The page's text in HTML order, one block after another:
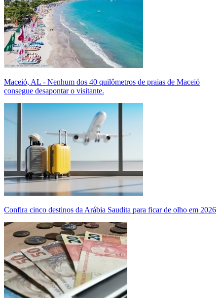
Maceió, AL - Nenhum dos 40 quilômetros de praias de Maceió
consegue desapontar o visitante.
Confira cinco destinos da Arábia Saudita para ficar de olho em 2026